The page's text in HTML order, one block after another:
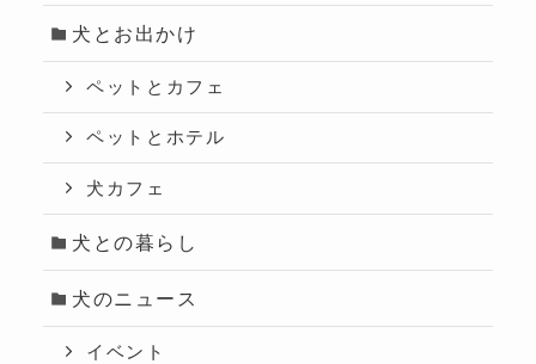
犬とお出かけ
ペットとカフェ
ペットとホテル
犬カフェ
犬との暮らし
犬のニュース
イベント